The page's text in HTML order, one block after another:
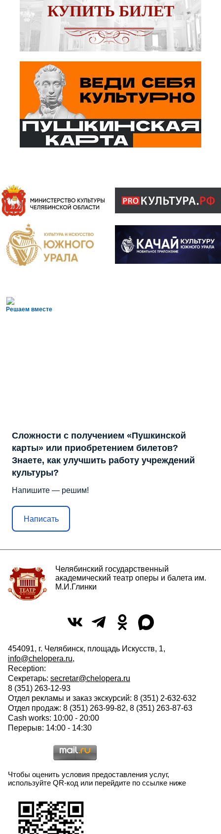
КУПИТЬ БИЛЕТ
Решаем вместе
Сложности с получением «Пушкинской
карты» или приобретением билетов?
Знаете, как улучшить работу учреждений
культуры?
Напишите — решим!
Написать
Челябинский государственный
академический театр оперы и балета им.
М.И.Глинки
454091, г. Челябинск, площадь Искусств, 1,
info@chelopera.ru,
Reception:
Секретарь: secretar@chelopera.ru
8 (351) 263-12-93
Отдел рекламы и заказ экскурсий: 8 (351) 2-632-632
Отдел продаж: 8 (351) 263-99-82, 8 (351) 263-87-63
Cash works: 10:00 - 20:00
Перерыв: 14:00 - 14:30
Чтобы оценить условия предоставления услуг,
используйте QR-код или перейдите по ссылке ниже